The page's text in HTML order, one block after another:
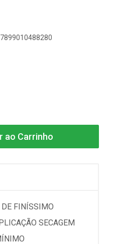
ao Carrinho
FINÍSSIMO
SECAGEM